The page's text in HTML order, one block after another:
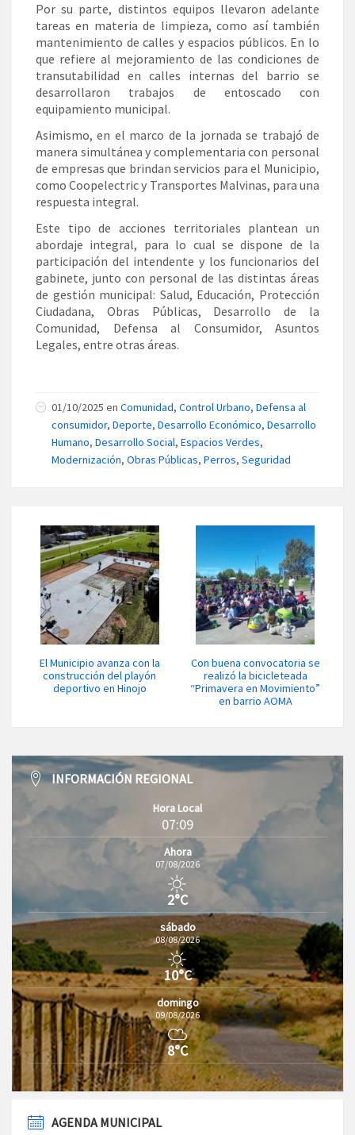
Por su parte, distintos equipos llevaron adelante
tareas en materia de limpieza, como así también
mantenimiento de calles y espacios públicos. En lo
que refiere al mejoramiento de las condiciones de
transutabilidad en calles internas del barrio se
desarrollaron trabajos de entoscado con
equipamiento municipal.
Asimismo, en el marco de la jornada se trabajó de
manera simultánea y complementaria con personal
de empresas que brindan servicios para el Municipio,
como Coopelectric y Transportes Malvinas, para una
respuesta integral.
Este tipo de acciones territoriales plantean un
abordaje integral, para lo cual se dispone de la
participación del intendente y los funcionarios del
gabinete, junto con personal de las distintas áreas
de gestión municipal: Salud, Educación, Protección
Ciudadana, Obras Públicas, Desarrollo de la
Comunidad, Defensa al Consumidor, Asuntos
Legales, entre otras áreas.
01/10/2025 en Comunidad, Control Urbano, Defensa al
consumidor, Deporte, Desarrollo Económico, Desarrollo
Humano, Desarrollo Social, Espacios Verdes,
Modernización, Obras Públicas, Perros, Seguridad
El Municipio avanza con la
construcción del playón
deportivo en Hinojo
Con buena convocatoria se
realizó la bicicleteada
“Primavera en Movimiento”
en barrio AOMA
INFORMACIÓN REGIONAL
Hora Local
07:09
Ahora
07/08/2026
2°C
sábado
08/08/2026
10°C
domingo
09/08/2026
8°C
AGENDA MUNICIPAL